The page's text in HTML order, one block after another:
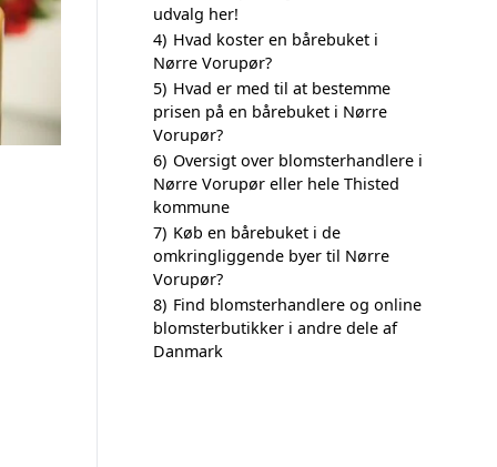
udvalg her!
4) Hvad koster en bårebuket i
Nørre Vorupør?
5) Hvad er med til at bestemme
prisen på en bårebuket i Nørre
Vorupør?
6) Oversigt over blomsterhandlere i
Nørre Vorupør eller hele Thisted
kommune
7) Køb en bårebuket i de
omkringliggende byer til Nørre
Vorupør?
8) Find blomsterhandlere og online
blomsterbutikker i andre dele af
Danmark